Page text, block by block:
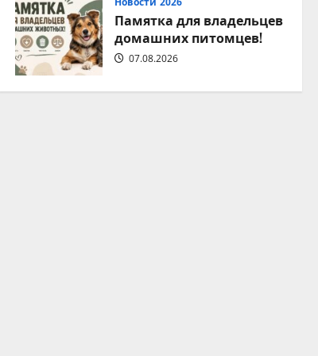
Памятка для владельцев
домашних питомцев!
07.08.2026